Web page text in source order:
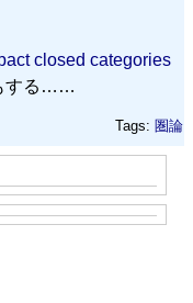
closed categories
する……
Tags: 圏論